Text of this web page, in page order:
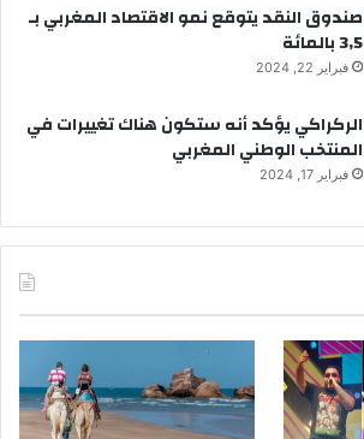
صندوق النقد يتوقع نمو الاقتصاد المغربي بـ
3,5 بالمائة
فبراير 22, 2024
الركراكي يؤكد أنه ستكون هناك تغييرات في
المنتخب الوطني المغربي
فبراير 17, 2024